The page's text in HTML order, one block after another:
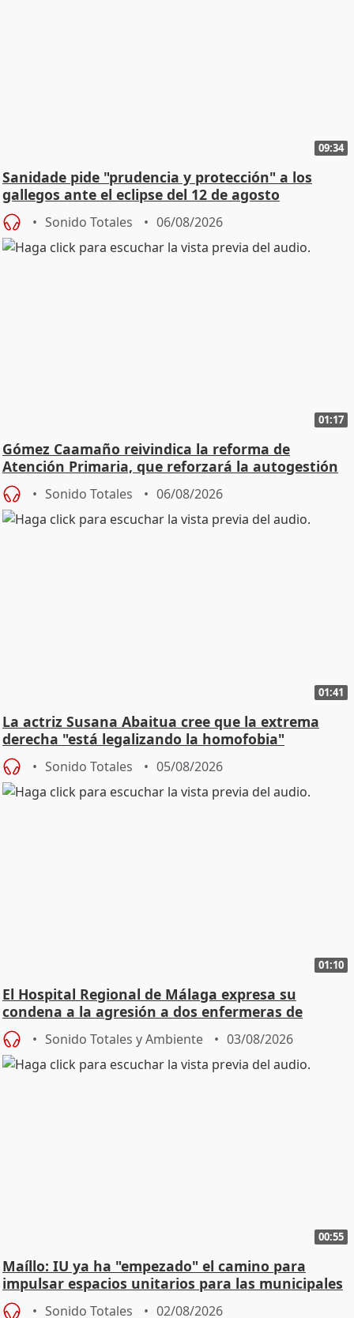
09:34
Sanidade pide "prudencia y protección" a los
gallegos ante el eclipse del 12 de agosto
Sonido Totales 06/08/2026
01:17
Gómez Caamaño reivindica la reforma de
Atención Primaria, que reforzará la autogestión
Sonido Totales 06/08/2026
01:41
La actriz Susana Abaitua cree que la extrema
derecha "está legalizando la homofobia"
Sonido Totales 05/08/2026
01:10
El Hospital Regional de Málaga expresa su
condena a la agresión a dos enfermeras de
Urgencias
Sonido Totales y Ambiente 03/08/2026
00:55
Maíllo: IU ya ha "empezado" el camino para
impulsar espacios unitarios para las municipales
Sonido Totales 02/08/2026